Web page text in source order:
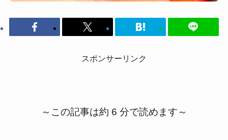
スポンサーリンク
～この記事は約 6 分で読めます～